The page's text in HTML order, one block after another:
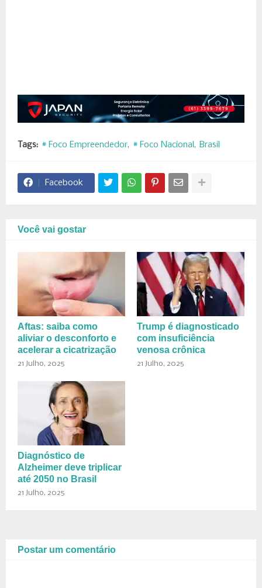
Tags: # Foco Empreendedor # Foco Nacional Brasil
Facebook
Você vai gostar
Aftas: saiba como
aliviar o desconforto e
acelerar a cicatrização
21 Julho, 2025
Trump é diagnosticado
com insuficiência
venosa crônica
21 Julho, 2025
Diagnóstico de
Alzheimer deve triplicar
até 2050 no Brasil
21 Julho, 2025
Postar um comentário